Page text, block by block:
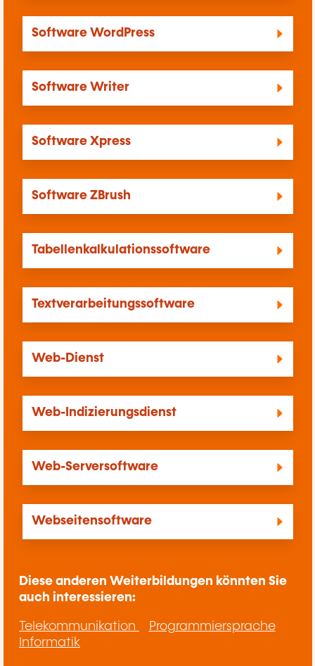
Software WordPress
Software Writer
Software Xpress
Software ZBrush
Tabellenkalkulationssoftware
Textverarbeitungssoftware
Web-Dienst
Web-Indizierungsdienst
Web-Serversoftware
Webseitensoftware
Diese anderen Weiterbildungen könnten Sie
auch interessieren:
Telekommunikation
Programmiersprache
Informatik